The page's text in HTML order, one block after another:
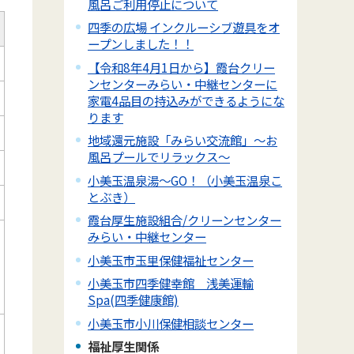
風呂ご利用停止について
四季の広場 インクルーシブ遊具をオ
ープンしました！！
【令和8年4月1日から】霞台クリー
ンセンターみらい・中継センターに
家電4品目の持込みができるようにな
ります
地域還元施設「みらい交流館」～お
風呂プールでリラックス～
小美玉温泉湯～GO！（小美玉温泉こ
とぶき）
霞台厚生施設組合/クリーンセンター
みらい・中継センター
小美玉市玉里保健福祉センター
小美玉市四季健幸館 浅美運輸
Spa(四季健康館)
小美玉市小川保健相談センター
福祉厚生関係